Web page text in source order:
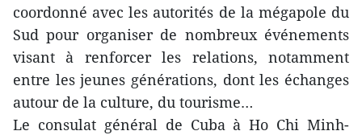
coordonné avec les autorités de la mégapole du
Sud pour organiser de nombreux événements
visant à renforcer les relations, notamment
entre les jeunes générations, dont les échanges
autour de la culture, du tourisme…
Le consulat général de Cuba à Ho Chi Minh-